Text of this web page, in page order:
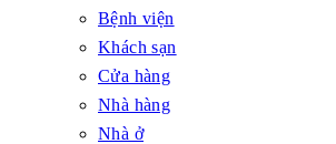
Bệnh viện
Khách sạn
Cửa hàng
Nhà hàng
Nhà ở